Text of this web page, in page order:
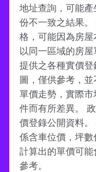
地址查詢，可能
份不一致之結果
格，可能因為房
以同一區域的房
提供之各種實價
圖，僅供參考，
單價走勢，實際
件而有所差異。
價登錄公開資料
係含車位價，坪
計算出的單價可
參考。